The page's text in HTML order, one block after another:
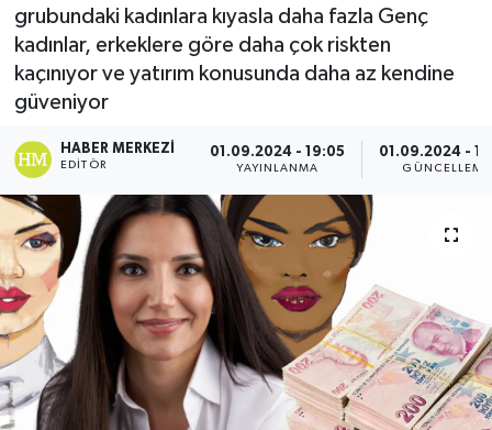
grubundaki kadınlara kıyasla daha fazla Genç
kadınlar, erkeklere göre daha çok riskten
kaçınıyor ve yatırım konusunda daha az kendine
güveniyor
HABER MERKEZI
EDITÖR
01.09.2024 - 19:05
YAYINLANMA
01.09.2024 -
GÜNCELLEME